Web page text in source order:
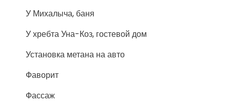
У Михалыча, баня
У хребта Уна-Коз, гостевой дом
Установка метана на авто
Фаворит
Фассаж